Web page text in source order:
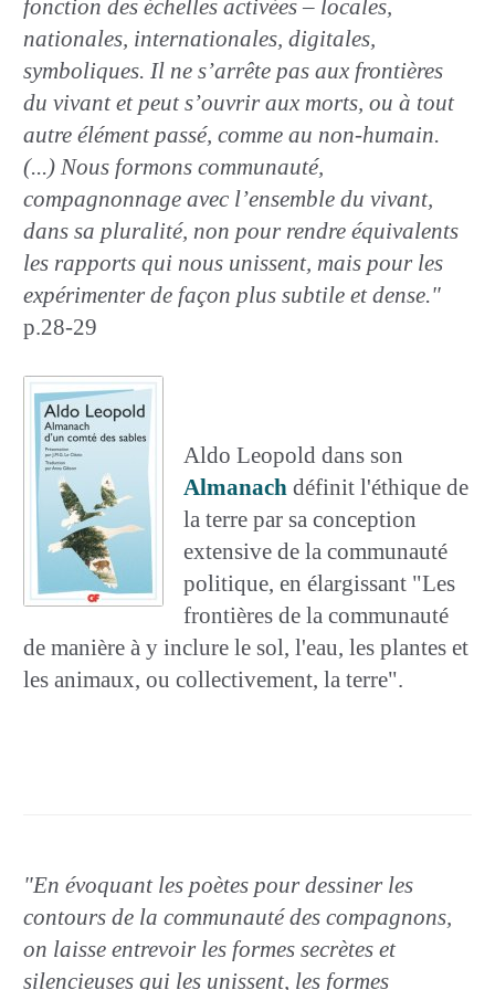
fonction des échelles activées – locales,
nationales, internationales, digitales,
symboliques. Il ne s’arrête pas aux frontières
du vivant et peut s’ouvrir aux morts, ou à tout
autre élément passé, comme au non-humain.
(...) Nous formons communauté,
compagnonnage avec l’ensemble du vivant,
dans sa pluralité, non pour rendre équivalents
les rapports qui nous unissent, mais pour les
expérimenter de façon plus subtile et dense."
p.28-29
Aldo Leopold dans son
Almanach définit l'éthique de
la terre par sa conception
extensive de la communauté
politique, en élargissant "Les
frontières de la communauté
de manière à y inclure le sol, l'eau, les plantes et
les animaux, ou collectivement, la terre".
"En évoquant les poètes pour dessiner les
contours de la communauté des compagnons,
on laisse entrevoir les formes secrètes et
silencieuses qui les unissent, les formes